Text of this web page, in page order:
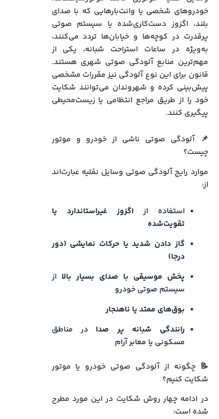
خودروهای شخصی یا وانت‌بارهایی که با صدای
بلند، اگزوز دست‌کاری‌شده یا سیستم صوتی
پرقدرت در کوچه‌ها و خیابان‌ها تردد می‌کنند،
به‌ویژه در ساعات استراحت شبانه، یکی از
مهم‌ترین منابع آلودگی صوتی شهری هستند.
قانون برای این نوع آلودگی نیز مقررات مشخصی
پیش‌بینی کرده و شهروندان می‌توانند شکایت
خود را از طریق مراجع انتظامی یا زیست‌محیطی
پیگیری کنند.
📌 آلودگی صوتی ناشی از خودرو و موتور
چیست؟
موارد رایج آلودگی صوتی وسایل نقلیه عبارت‌اند
از:
استفاده ازاگزوز غیراستاندارد یا
تقویت‌شده
گاز دادن شدید یا حرکات نمایشی (دور
درجا)
پخش موسیقی با صدای بسیار بالا از
سیستم صوتی خودرو
بوق‌های ممتد یا ناهنجار
رانندگی شبانه پر صدا در مناطق
مسکونی یا معابر آرام
📝 چگونه از آلودگی صوتی خودرو یا موتور
شکایت کنیم؟
در ادامه چهار روش شکایت در این مورد مطرح
شده است: